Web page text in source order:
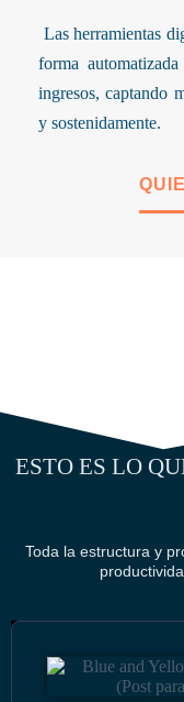
Las herramientas
forma
ingresos, captando
y sostenidamente.
ESTO ES LO
Toda la estructura y